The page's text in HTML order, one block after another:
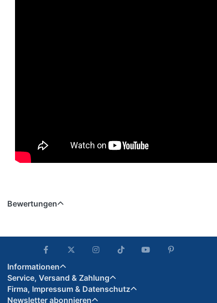
Bewertungen
Informationen
Service, Versand & Zahlung
Firma, Impressum & Datenschutz
Newsletter abonnieren